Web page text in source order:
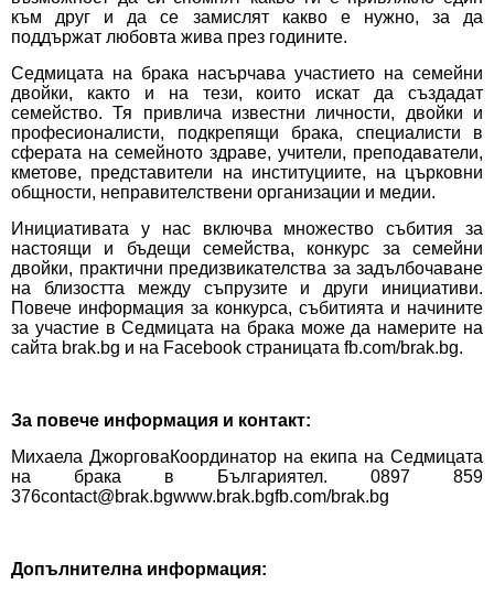
към друг и да се замислят какво е нужно, за да
поддържат любовта жива през годините.
Седмицата на брака насърчава участието на семейни
двойки, както и на тези, които искат да създадат
семейство. Тя привлича известни личности, двойки и
професионалисти, подкрепящи брака, специалисти в
сферата на семейното здраве, учители, преподаватели,
кметове, представители на институциите, на църковни
общности, неправителствени организации и медии.
Инициативата у нас включва множествосъбития за
настоящи и бъдещи семейства, конкурс за семейни
двойки, практични предизвикателства за задълбочаване
на близостта между съпрузите и други инициативи.
Повече информация за конкурса, събитията и начините
за участие в Седмицата на брака може да намерите на
сайта brak.bg и на Facebook страницата fb.com/brak.bg.
За повече информация и контакт:
Михаела ДжорговаКоординатор на екипа на Седмицата
на брака в Българиятел. 0897 859
376contact@brak.bgwww.brak.bgfb.com/brak.bg
Допълнителна информация: